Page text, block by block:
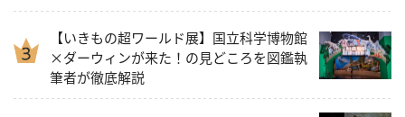
【いきもの超ワールド展】国立科学博物館
×ダーウィンが来た！の見どころを図鑑執
筆者が徹底解説